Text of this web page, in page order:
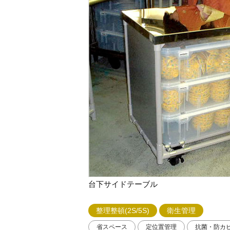
台下サイドテーブル
整理整頓(2S/5S) 衛生管理
省スペース 定位置管理 抗菌・防カ